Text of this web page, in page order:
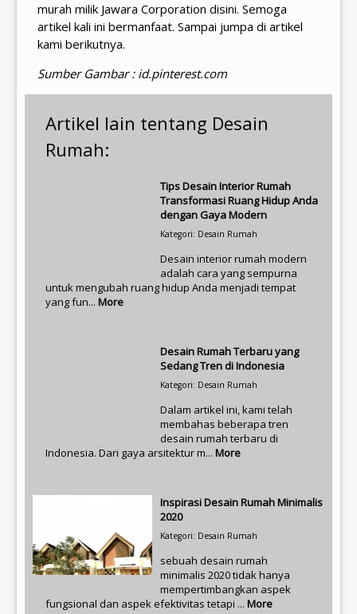
murah milik Jawara Corporation disini. Semoga
artikel kali ini bermanfaat. Sampai jumpa di artikel
kami berikutnya.
Sumber Gambar : id.pinterest.com
Artikel lain tentang Desain
Rumah:
Tips Desain Interior Rumah
Transformasi Ruang Hidup Anda
dengan Gaya Modern
Kategori: Desain Rumah
Desain interior rumah modern
adalah cara yang sempurna
untuk mengubah ruang hidup Anda menjadi tempat
yang fun... More
Desain Rumah Terbaru yang
Sedang Tren di Indonesia
Kategori: Desain Rumah
Dalam artikel ini, kami telah
membahas beberapa tren
desain rumah terbaru di
Indonesia. Dari gaya arsitektur m... More
Inspirasi Desain Rumah Minimalis
2020
Kategori: Desain Rumah
sebuah desain rumah
minimalis 2020 tidak hanya
mempertimbangkan aspek
fungsional dan aspek efektivitas tetapi ... More